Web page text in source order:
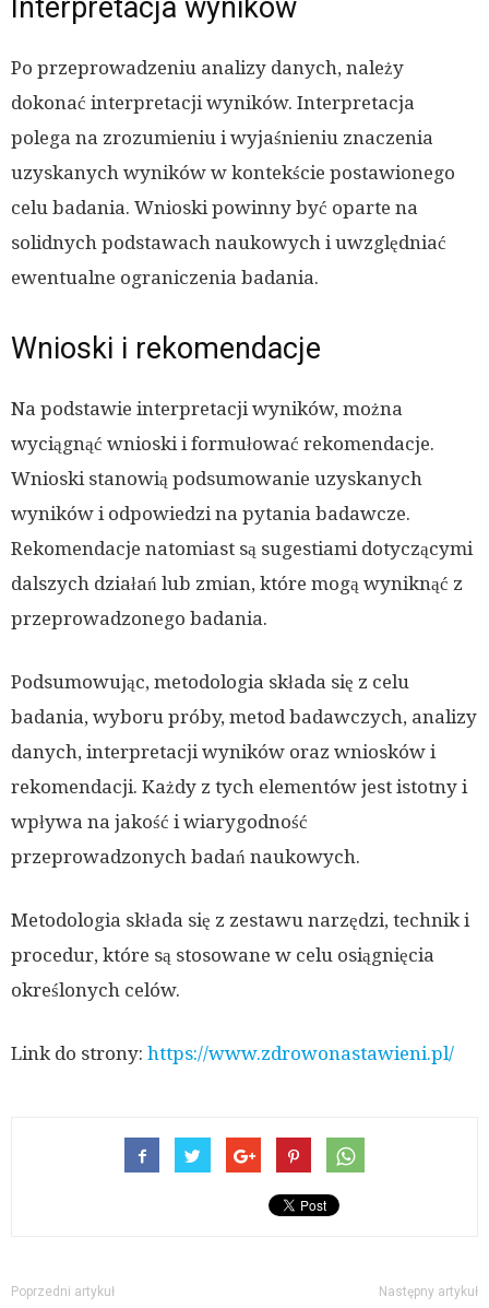
Interpretacja wyników
Po przeprowadzeniu analizy danych, należy
dokonać interpretacji wyników. Interpretacja
polega na zrozumieniu i wyjaśnieniu znaczenia
uzyskanych wyników w kontekście postawionego
celu badania. Wnioski powinny być oparte na
solidnych podstawach naukowych i uwzględniać
ewentualne ograniczenia badania.
Wnioski i rekomendacje
Na podstawie interpretacji wyników, można
wyciągnąć wnioski i formułować rekomendacje.
Wnioski stanowią podsumowanie uzyskanych
wyników i odpowiedzi na pytania badawcze.
Rekomendacje natomiast są sugestiami dotyczącymi
dalszych działań lub zmian, które mogą wyniknąć z
przeprowadzonego badania.
Podsumowując, metodologia składa się z celu
badania, wyboru próby, metod badawczych, analizy
danych, interpretacji wyników oraz wniosków i
rekomendacji. Każdy z tych elementów jest istotny i
wpływa na jakość i wiarygodność
przeprowadzonych badań naukowych.
Metodologia składa się z zestawu narzędzi, technik i
procedur, które są stosowane w celu osiągnięcia
określonych celów.
Link do strony: https://www.zdrowonastawieni.pl/
Poprzedni artykuł Następny artykuł